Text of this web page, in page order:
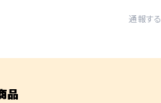
通報する
品